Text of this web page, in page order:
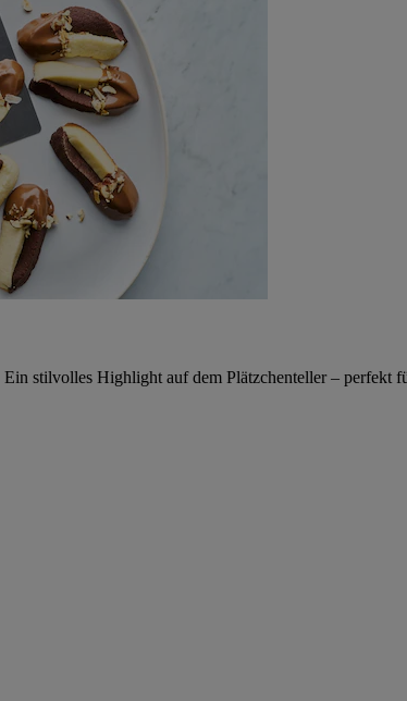
stilvolles Highlight auf dem Plätzchenteller – perfekt